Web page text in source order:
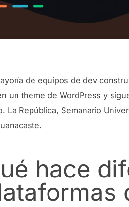
de equipos de dev
un theme de WordPress y
La República, Semanario
hace